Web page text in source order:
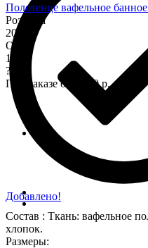
Добавлено!
Состав : Ткань: вафельное
хлопок.
Размеры:
Полотенце вафельное
Розница
200
Опт
170
?
При заказе от 7 000 р.